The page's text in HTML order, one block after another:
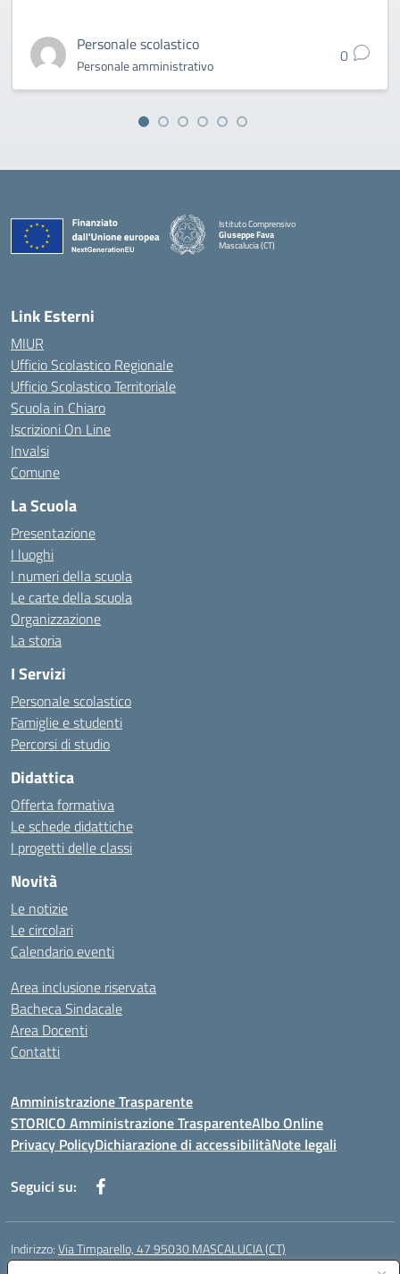
Personale scolastico
Personale amministrativo 0
Istituto Comprensivo
Giuseppe Fava
Mascalucia (CT)
Link Esterni
MIUR
Ufficio Scolastico Regionale
Ufficio Scolastico Territoriale
Scuola in Chiaro
Iscrizioni On Line
Invalsi
Comune
La Scuola
Presentazione
I luoghi
I numeri della scuola
Le carte della scuola
Organizzazione
La storia
I Servizi
Personale scolastico
Famiglie e studenti
Percorsi di studio
Didattica
Offerta formativa
Le schede didattiche
I progetti delle classi
Novità
Le notizie
Le circolari
Calendario eventi
Area inclusione riservata
Bacheca Sindacale
Area Docenti
Contatti
Amministrazione Trasparente
STORICO Amministrazione TrasparenteAlbo Online
Privacy PolicyDichiarazione di accessibilitàNote legali
Seguici su:
Indirizzo:Via Timparello, 47 95030 MASCALUCIA (CT)
Centralino: